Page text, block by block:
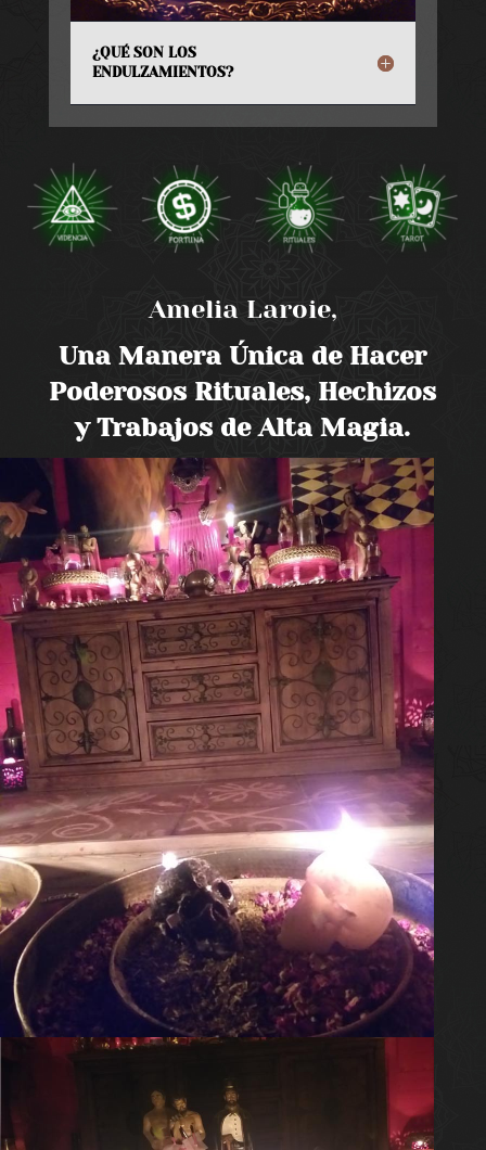
¿QUÉ SON LOS
ENDULZAMIENTOS?
Amelia Laroie,
Una Manera Única de Hacer
Poderosos Rituales, Hechizos
y Trabajos de Alta Magia.